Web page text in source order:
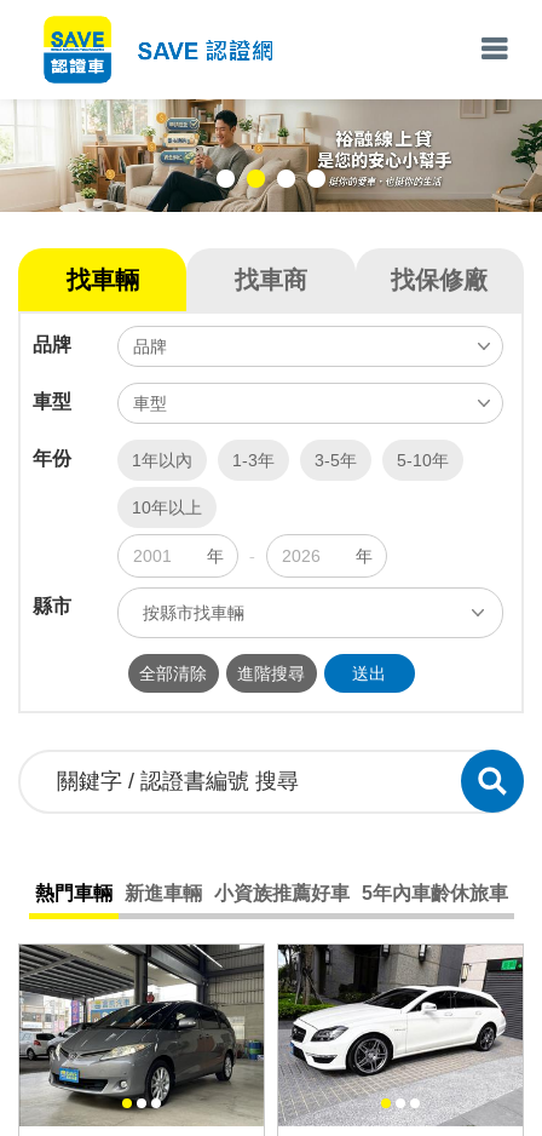
找車輛 找車商 找保修廠
品牌
車型
年份 1年以內 1-3年 3-5年 5-10年
10年以上
年 - 年
縣市 按縣市找車輛
ALL 台北市 新北市 基隆市
澎湖縣 連江縣 金門縣
全部清除 進階搜尋 送出
熱門車輛 新進車輛 小資族推薦好車 5年內車齡休旅車